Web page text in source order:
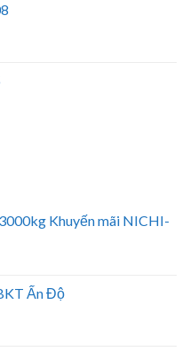
Khuyến mãi NICHI-
Ấn Độ